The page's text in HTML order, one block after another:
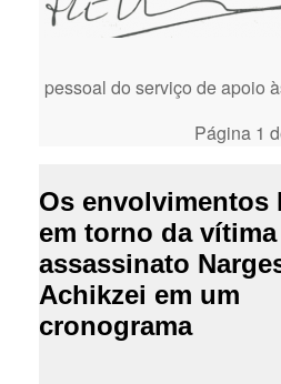
pessoal do serviço de apoio
Página 1